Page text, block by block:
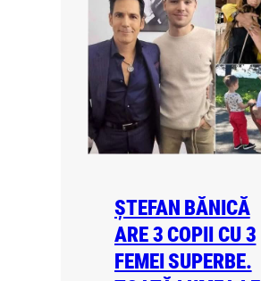
ȘTEFAN BĂNICĂ
ARE 3 COPII CU 3
FEMEI SUPERBE.